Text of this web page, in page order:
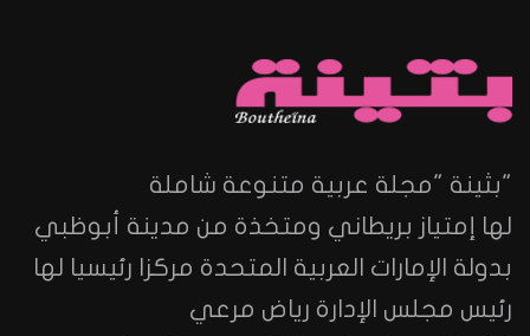
"بثينة "مجلة عربية متنوعة شاملة
لها إمتياز بريطاني ومتخذة من مدينة أبوظبي
بدولة الإمارات العربية المتحدة مركزا رئيسيا لها
رئيس مجلس الإدارة رياض مرعي